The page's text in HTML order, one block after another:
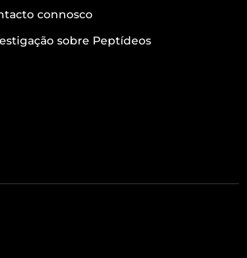
connosco
sobre Peptídeos